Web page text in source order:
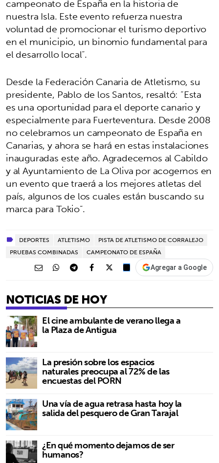
campeonato de España en la historia de
nuestra Isla. Este evento refuerza nuestra
voluntad de promocionar el turismo deportivo
en el municipio, un binomio fundamental para
el desarrollo local”.
Desde la Federación Canaria de Atletismo, su
presidente, Pablo de los Santos, resaltó: “Esta
es una oportunidad para el deporte canario y
especialmente para Fuerteventura. Desde 2008
no celebramos un campeonato de España en
Canarias, y ahora se hará en estas instalaciones
inauguradas este año. Agradecemos al Cabildo
y al Ayuntamiento de La Oliva por acogernos en
un evento que traerá a los mejores atletas del
país, algunos de los cuales están buscando su
marca para Tokio”.
DEPORTES ATLETISMO
PISTA DE ATLETISMO DE CORRALEJO
PRUEBAS COMBINADAS
CAMPEONATO DE ESPAÑA
Agregar a Google
NOTICIAS DE HOY
El cine ambulante de verano llega a
la Plaza de Antigua
La presión sobre los espacios
naturales preocupa al 72% de las
encuestas del PORN
Una vía de agua retrasa hasta hoy la
salida del pesquero de Gran Tarajal
¿En qué momento dejamos de ser
humanos?